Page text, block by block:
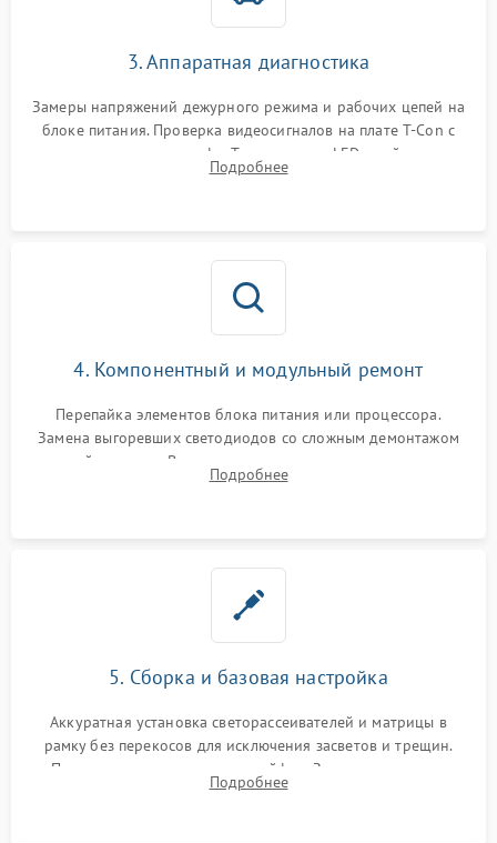
3. Аппаратная диагностика
Замеры напряжений дежурного режима и рабочих цепей на
блоке питания. Проверка видеосигналов на плате T-Con с
помощью осциллографа. Тестирование LED-драйвера и
светодиодных планок подсветки мультиметром.
Подробнее
4. Компонентный и модульный ремонт
Перепайка элементов блока питания или процессора.
Замена выгоревших светодиодов со сложным демонтажом
хрупкой матрицы. Восстановление поврежденных дорожек,
прошивка микросхем памяти EEPROM
Подробнее
5. Сборка и базовая настройка
Аккуратная установка светорассеивателей и матрицы в
рамку без перекосов для исключения засветов и трещин.
Подключение внутренних шлейфов. Закрытие корпуса.
Сброс настроек и обновление программного обеспечения.
Подробнее